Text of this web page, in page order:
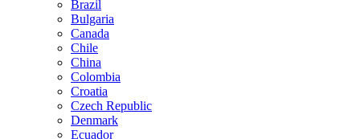
Brazil
Bulgaria
Canada
Chile
China
Colombia
Croatia
Czech Republic
Denmark
Ecuador